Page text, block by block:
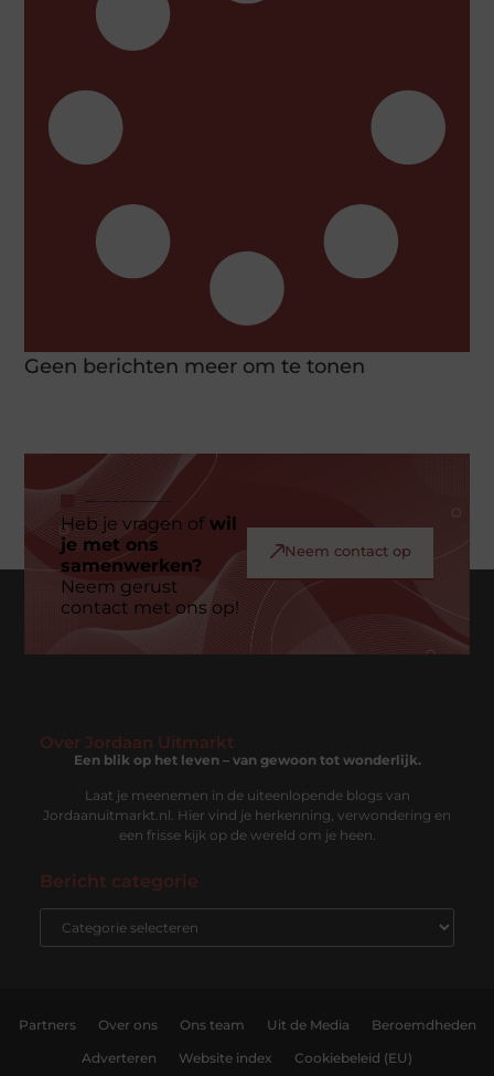
Geen berichten meer om te tonen
Heb je vragen ofwil
je met ons
samenwerken?
Neem gerust
contact met ons op!
Neem contact op
Over Jordaan Uitmarkt
Een blik op het leven – van gewoon tot wonderlijk.
Laat je meenemen in de uiteenlopende blogs van
Jordaanuitmarkt.nl. Hier vind je herkenning, verwondering en
een frisse kijk op de wereld om je heen.
Bericht categorie
Partners Over ons Ons team Uit de Media Beroemdheden
Adverteren Website index Cookiebeleid (EU)